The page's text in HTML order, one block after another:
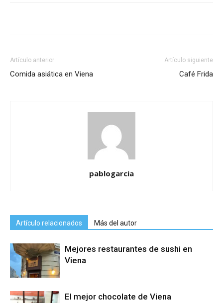
Artículo anterior
Comida asiática en Viena
Artículo siguiente
Café Frida
pablogarcia
Artículo relacionados Más del autor
Mejores restaurantes de sushi en
Viena
El mejor chocolate de Viena